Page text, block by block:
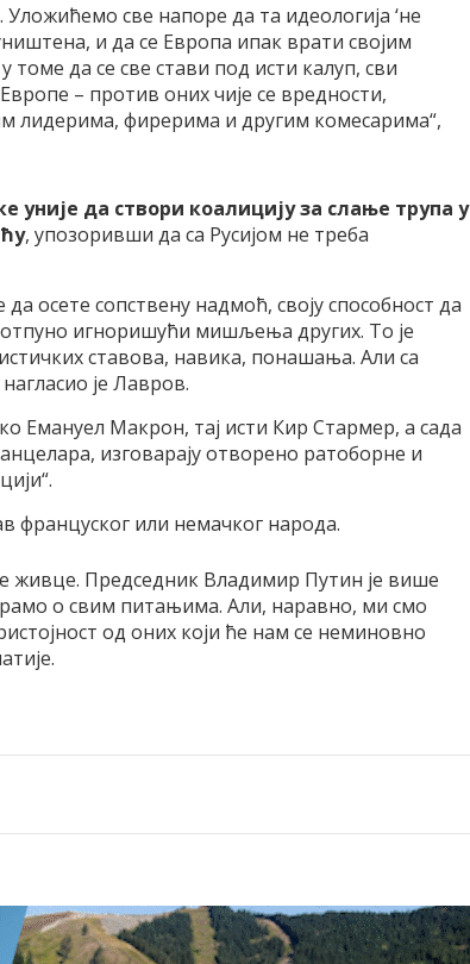
све напоре да та идеологија ‘не
и да се Европа ипак врати својим
томе да се све стави под исти калуп, сви
– против оних чије се вредности,
лидерима, фирерима и другим комесарима“,
уније да створи коалицију за слање трупа у
, упозоривши да са Русијом не треба
осете сопствену надмоћ, своју способност да
игноришући мишљења других. То је
ставова, навика, понашања. Али са
је Лавров.
Емануел Макрон, тај исти Кир Стармер, а сада
изговарају отворено ратоборне и
француског или немачког народа.
живце. Председник Владимир Путин је више
о свим питањима. Али, наравно, ми смо
од оних који ће нам се неминовно